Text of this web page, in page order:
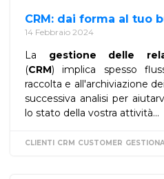
CRM: dai forma al tuo
14 Febbraio 2024
La gestione delle
(CRM) implica spesso
raccolta e all'archiviazione
successiva analisi per
lo stato della vostra attività...
CLIENTI CRM CUSTOMER